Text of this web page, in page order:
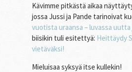
Kävimme pitkästä aikaa
jossa Jussi ja Pande tarinoivat
vuotista uraansa – luvassa
biisikin tuli esitettyä: Heittäydy
vietäväksi!
Mieluisaa syksyä itse kullekin!